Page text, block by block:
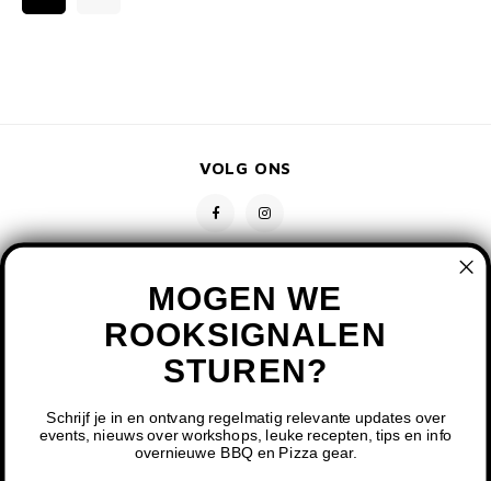
VOLG ONS
KLANTENSERVICE
MIJN ACCOUNT
MOGEN WE
ROOKSIGNALEN
STUREN?
Schrijf je in en ontvang regelmatig relevante updates over
events, nieuws over workshops, leuke recepten, tips en info
overnieuwe BBQ en Pizza gear.